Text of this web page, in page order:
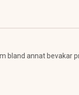
bland annat bevakar